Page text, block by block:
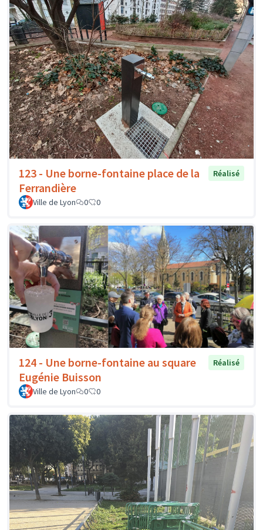
123 - Une borne-fontaine place de la
Ferrandière
Réalisé
Ville de Lyon 0 0
124 - Une borne-fontaine au square
Eugénie Buisson
Réalisé
Ville de Lyon 0 0